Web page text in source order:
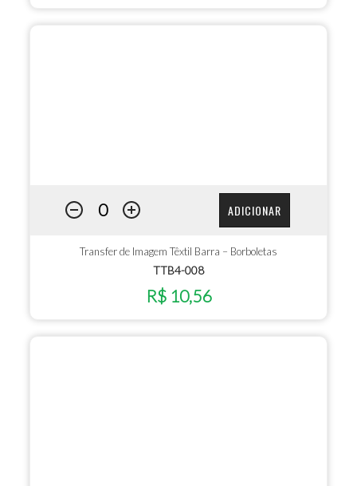
ADICIONAR
Transfer de Imagem Têxtil Barra – Borboletas
TTB4-008
R$ 10,56